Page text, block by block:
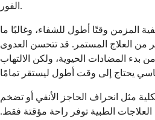
الفور.
المزمن وقتًا أطول للشفاء، وغالبًا ما
من العلاج المستمر. قد تتحسن العدوى
بدء المضادات الحيوية، ولكن الالتهاب
مثل انحراف الحاجز الأنفي أو تضخم
العلاجات الطبية توفر راحة مؤقتة فقط.